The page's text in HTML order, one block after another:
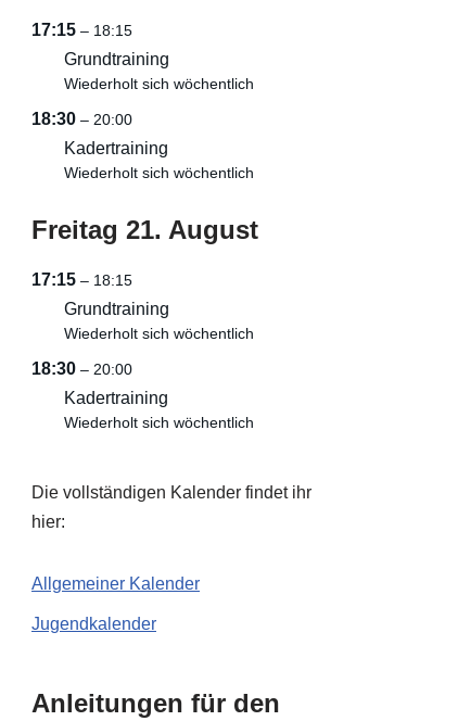
17:15 – 18:15
Grundtraining
Wiederholt sich wöchentlich
18:30 – 20:00
Kadertraining
Wiederholt sich wöchentlich
Freitag 21. August
17:15 – 18:15
Grundtraining
Wiederholt sich wöchentlich
18:30 – 20:00
Kadertraining
Wiederholt sich wöchentlich
Die vollständigen Kalender findet ihr
hier:
Allgemeiner Kalender
Jugendkalender
Anleitungen für den